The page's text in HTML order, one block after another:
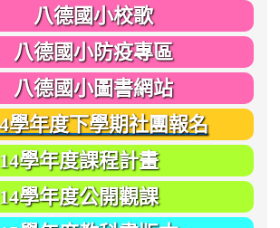
八德國小校歌
八德國小防疫專區
八德國小圖書網站
學年度下學期社團報名
學年度課程計畫
學年度公開觀課